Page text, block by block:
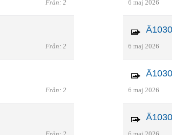
Från: 2
Från: 2
Från: 2
6 maj 2026
6 maj 2026
6 maj 2026